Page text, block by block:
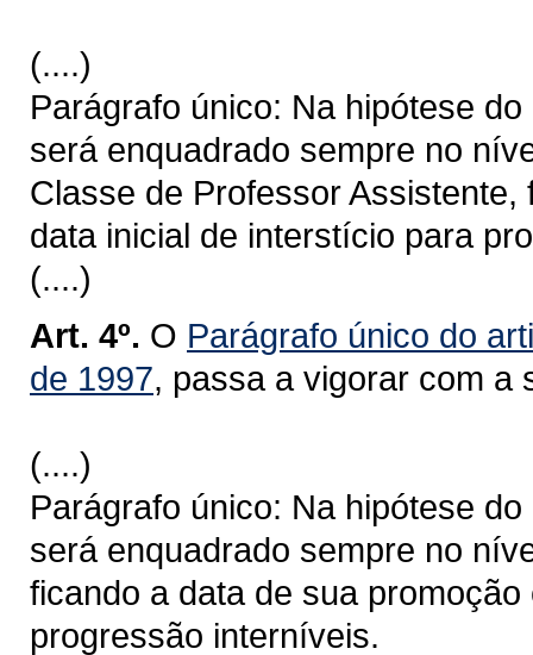
(....)
Parágrafo único: Na hipótese
será enquadrado sempre no
Classe de Professor
data inicial de interstício para
(....)
Art. 4º. O Parágrafo único do
de 1997, passa a vigorar com a
(....)
Parágrafo único: Na hipótese
será enquadrado sempre no
ficando a data de sua
progressão interníveis.